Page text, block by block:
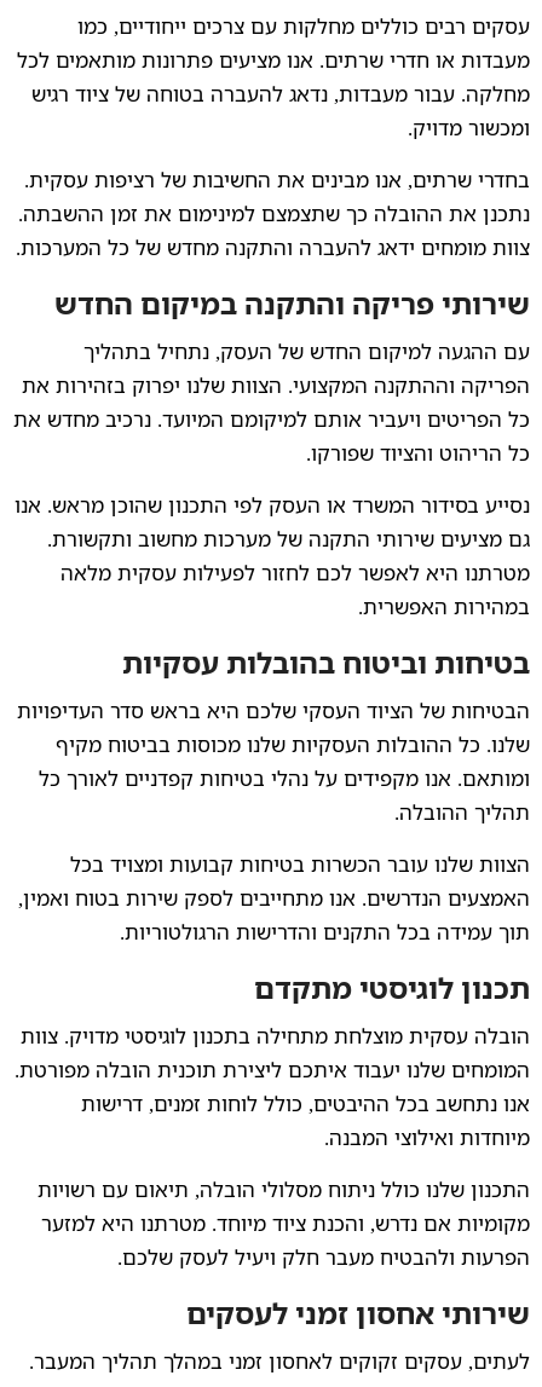
עסקים רבים כוללים מחלקות עם צרכים ייחודיים, כמו
מעבדות או חדרי שרתים. אנו מציעים פתרונות מותאמים לכל
מחלקה. עבור מעבדות, נדאג להעברה בטוחה של ציוד רגיש
ומכשור מדויק.
בחדרי שרתים, אנו מבינים את החשיבות של רציפות עסקית.
נתכנן את ההובלה כך שתצמצם למינימום את זמן ההשבתה.
צוות מומחים ידאג להעברה והתקנה מחדש של כל המערכות.
שירותי פריקה והתקנה במיקום החדש
עם ההגעה למיקום החדש של העסק, נתחיל בתהליך
הפריקה וההתקנה המקצועי. הצוות שלנו יפרוק בזהירות את
כל הפריטים ויעביר אותם למיקומם המיועד. נרכיב מחדש את
כל הריהוט והציוד שפורקו.
נסייע בסידור המשרד או העסק לפי התכנון שהוכן מראש. אנו
גם מציעים שירותי התקנה של מערכות מחשוב ותקשורת.
מטרתנו היא לאפשר לכם לחזור לפעילות עסקית מלאה
במהירות האפשרית.
בטיחות וביטוח בהובלות עסקיות
הבטיחות של הציוד העסקי שלכם היא בראש סדר העדיפויות
שלנו. כל ההובלות העסקיות שלנו מכוסות בביטוח מקיף
ומותאם. אנו מקפידים על נהלי בטיחות קפדניים לאורך כל
תהליך ההובלה.
הצוות שלנו עובר הכשרות בטיחות קבועות ומצויד בכל
האמצעים הנדרשים. אנו מתחייבים לספק שירות בטוח ואמין,
תוך עמידה בכל התקנים והדרישות הרגולטוריות.
תכנון לוגיסטי מתקדם
הובלה עסקית מוצלחת מתחילה בתכנון לוגיסטי מדויק. צוות
המומחים שלנו יעבוד איתכם ליצירת תוכנית הובלה מפורטת.
אנו נתחשב בכל ההיבטים, כולל לוחות זמנים, דרישות
מיוחדות ואילוצי המבנה.
התכנון שלנו כולל ניתוח מסלולי הובלה, תיאום עם רשויות
מקומיות אם נדרש, והכנת ציוד מיוחד. מטרתנו היא למזער
הפרעות ולהבטיח מעבר חלק ויעיל לעסק שלכם.
שירותי אחסון זמני לעסקים
לעתים, עסקים זקוקים לאחסון זמני במהלך תהליך המעבר.